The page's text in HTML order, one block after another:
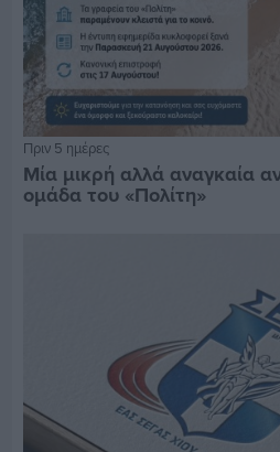
Πριν 5 ημέρες
Μία μικρή αλλά αναγκαία
ομάδα του «Πολίτη»